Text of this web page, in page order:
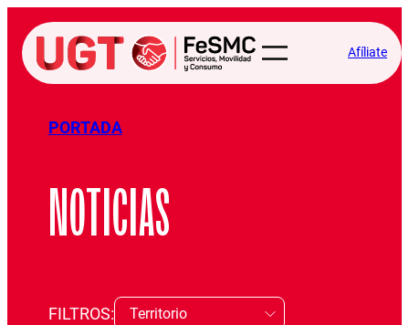
Afíliate
PORTADA
NOTICIAS
FILTROS: